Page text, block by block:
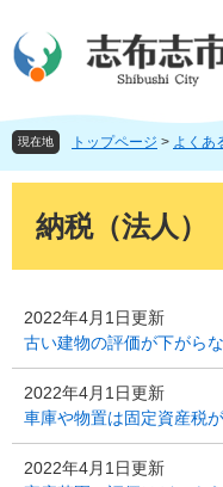
ジ
頭
す
ュ
飛
し
現在地 トップページ > よくあ
納税（法人）
2022年4月1日更新
古い建物の評価が下がら
2022年4月1日更新
車庫や物置は固定資産税
2022年4月1日更新